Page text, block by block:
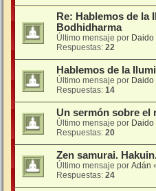
Re: Hablemos de la
Bodhidharma
Último mensaje por Daido
Respuestas: 22
Hablemos de la
Último mensaje por Daido
Respuestas: 14
Un sermón sobre el
Último mensaje por Daido
Respuestas: 20
Zen samurai.
Último mensaje por Adán
Respuestas: 24